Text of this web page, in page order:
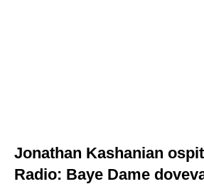
Jonathan Kashanian
Radio: Baye Dame